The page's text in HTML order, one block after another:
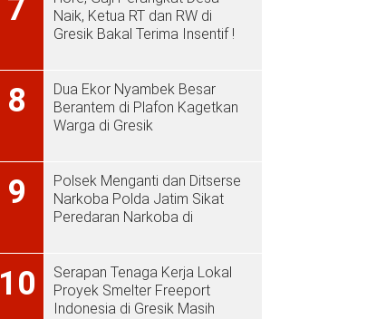
7
Naik, Ketua RT dan RW di
Gresik Bakal Terima Insentif !
8
Dua Ekor Nyambek Besar
Berantem di Plafon Kagetkan
Warga di Gresik
9
Polsek Menganti dan Ditserse
Narkoba Polda Jatim Sikat
Peredaran Narkoba di
10
Serapan Tenaga Kerja Lokal
Proyek Smelter Freeport
Indonesia di Gresik Masih